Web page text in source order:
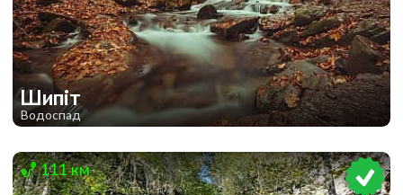
Шипіт
Водоспад
2
111 км